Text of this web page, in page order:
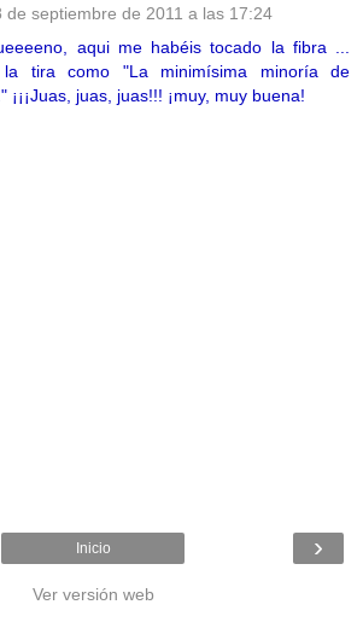
de septiembre de 2011 a las 17:24
aqui me habéis tocado la fibra ...
la tira como "La minimísima minoría de
¡¡¡Juas, juas, juas!!! ¡muy, muy buena!
›
Inicio
Ver versión web